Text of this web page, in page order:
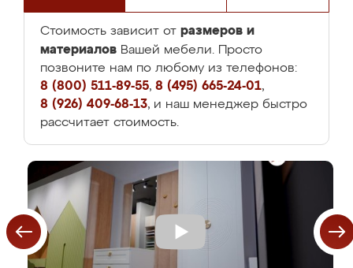
Стоимость зависит от размеров и
материалов Вашей мебели. Просто
позвоните нам по любому из телефонов:
8 (800) 511-89-55, 8 (495) 665-24-01,
8 (926) 409-68-13, и наш менеджер быстро
рассчитает стоимость.